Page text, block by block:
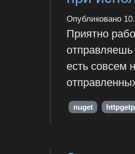
Опубликовано
Приятно
отправляешь
есть совсем
nuget